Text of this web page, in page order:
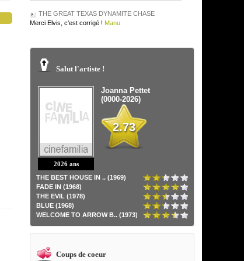
THE GREAT TEXAS DYNAMITE CHASE
Merci Elvis, c'est corrigé ! Manu
Salut l'artiste !
2026 ans
Joanna Pettet
(0000-2026)
2.73
THE BEST HOUSE IN .. (1969)
FADE IN (1968)
THE EVIL (1978)
BLUE (1968)
WELCOME TO ARROW B.. (1973)
Coups de coeur